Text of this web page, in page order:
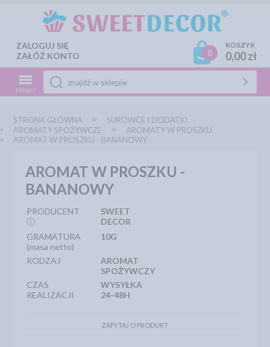
ZALOGUJ SIĘ
ZAŁÓŻ KONTO
0
KOSZYK
0,00 zł
MENU
STRONA GŁÓWNA
SUROWCE I DODATKI
AROMATY SPOŻYWCZE
AROMATY W PROSZKU
AROMAT W PROSZKU - BANANOWY
AROMAT W PROSZKU -
BANANOWY
PRODUCENT
ⓘ
SWEET
DECOR
GRAMATURA
(masa netto)
10G
RODZAJ
AROMAT
SPOŻYWCZY
CZAS
REALIZACJI
WYSYŁKA
24-48H
ZAPYTAJ O PRODUKT